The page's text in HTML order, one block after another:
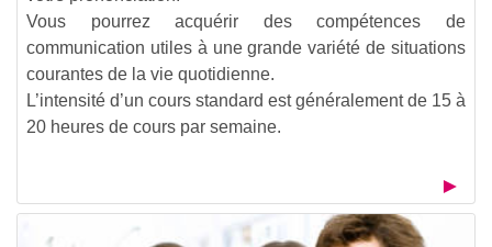
Vous pourrez acquérir des compétences de
communication utiles à une grande variété de situations
courantes de la vie quotidienne.
L’intensité d’un cours standard est généralement de 15 à
20 heures de cours par semaine.